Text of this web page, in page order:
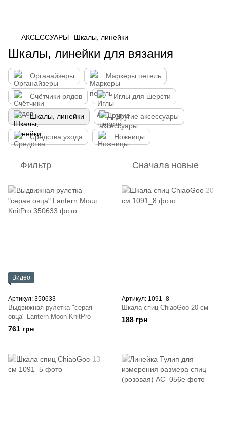
АКСЕССУАРЫ Шкалы, линейки
Шкалы, линейки для вязания
Органайзеры Маркеры петель
Счётчики рядов Иглы для шерсти
Шкалы, линейки Другие аксессуары
Средства ухода Ножницы
Фильтр Сначала новые
Видео
Артикул: 350633
Выдвижная рулетка "серая
овца" Lantern Moon KnitPro
761 грн
Артикул: 1091_8
Шкала спиц ChiaoGoo 20 см
188 грн